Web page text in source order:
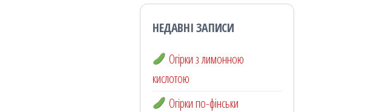
НЕДАВНІ ЗАПИСИ
Огірки з лимонною
кислотою
Огірки по-фінськи